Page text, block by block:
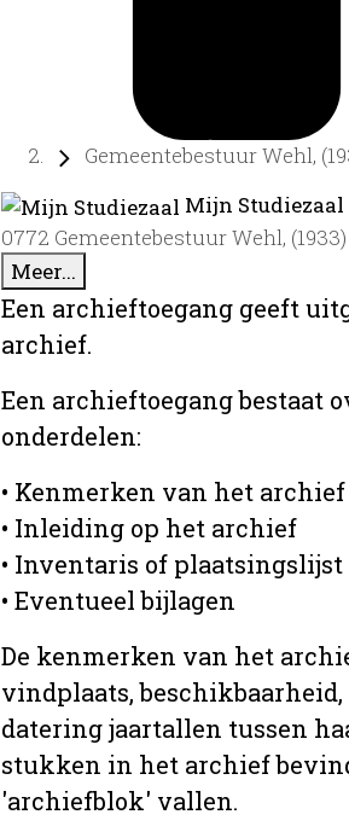
Gemeentebestuur Wehl,
Mijn
0772 Gemeentebestuur Wehl,
Meer...
Een archieftoegang geeft
archief.
Een archieftoegang bestaat
onderdelen:
• Kenmerken van het archief
• Inleiding op het archief
• Inventaris of plaatsingslijst
• Eventueel bijlagen
De kenmerken van het
vindplaats,
datering jaartallen tussen
stukken in het archief
'archiefblok' vallen.